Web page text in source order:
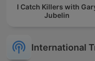
I Catch Killers with
Jubelin
International